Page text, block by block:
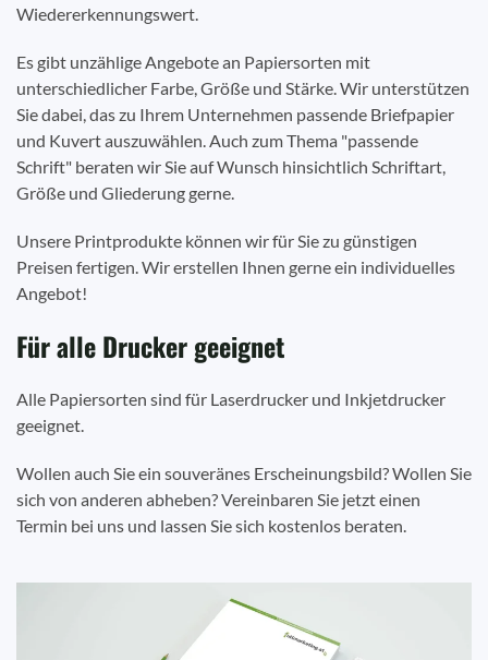
Wiedererkennungswert.
Es gibt unzählige Angebote an Papiersorten mit
unterschiedlicher Farbe, Größe und Stärke. Wir unterstützen
Sie dabei, das zu Ihrem Unternehmen passende Briefpapier
und Kuvert auszuwählen. Auch zum Thema "passende
Schrift" beraten wir Sie auf Wunsch hinsichtlich Schriftart,
Größe und Gliederung gerne.
Unsere Printprodukte können wir für Sie zu günstigen
Preisen fertigen. Wir erstellen Ihnen gerne ein individuelles
Angebot!
Für alle Drucker geeignet
Alle Papiersorten sind für Laserdrucker und Inkjetdrucker
geeignet.
Wollen auch Sie ein souveränes Erscheinungsbild? Wollen Sie
sich von anderen abheben? Vereinbaren Sie jetzt einen
Termin bei uns und lassen Sie sich kostenlos beraten.